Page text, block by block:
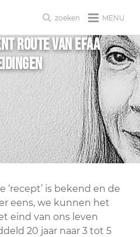
MENU
zoeken
route van EFAA
is bekend en de
eens, we kunnen het
eind van ons leven
20 jaar naar 3 tot 5